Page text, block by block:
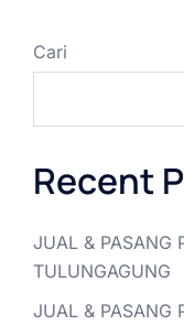
Cari
Recent
JUAL & PASANG
TULUNGAGUNG
JUAL & PASANG